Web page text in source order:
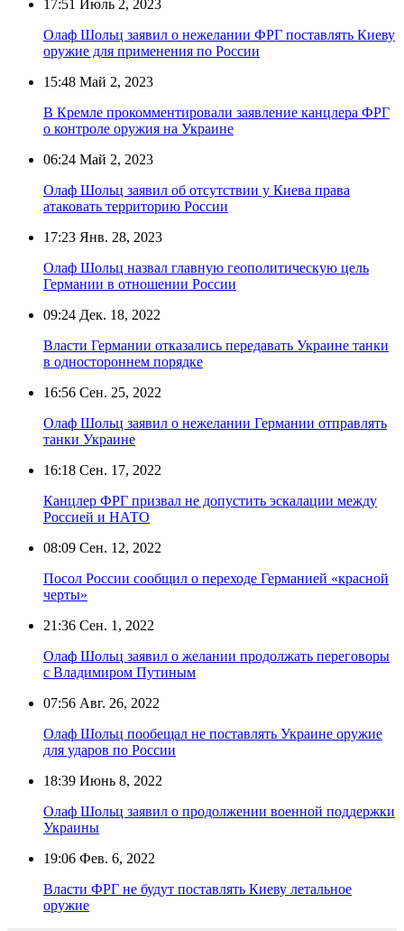
17:51
Июль 2, 2023
Олаф Шольц заявил о нежелании ФРГ поставлять Киеву
оружие для применения по России
15:48 Май 2, 2023
В Кремле прокомментировали заявление канцлера ФРГ
о контроле оружия на Украине
06:24 Май 2, 2023
Олаф Шольц заявил об отсутствии у Киева права
атаковать территорию России
17:23 Янв. 28, 2023
Олаф Шольц назвал главную геополитическую цель
Германии в отношении России
09:24 Дек. 18, 2022
Власти Германии отказались передавать Украине танки
в одностороннем порядке
16:56 Сен. 25, 2022
Олаф Шольц заявил о нежелании Германии отправлять
танки Украине
16:18 Сен. 17, 2022
Канцлер ФРГ призвал не допустить эскалации между
Россией и НАТО
08:09 Сен. 12, 2022
Посол России сообщил о переходе Германией «красной
черты»
21:36 Сен. 1, 2022
Олаф Шольц заявил о желании продолжать переговоры
с Владимиром Путиным
07:56 Авг. 26, 2022
Олаф Шольц пообещал не поставлять Украине оружие
для ударов по России
18:39 Июнь 8, 2022
Олаф Шольц заявил о продолжении военной поддержки
Украины
19:06 Фев. 6, 2022
Власти ФРГ не будут поставлять Киеву летальное
оружие